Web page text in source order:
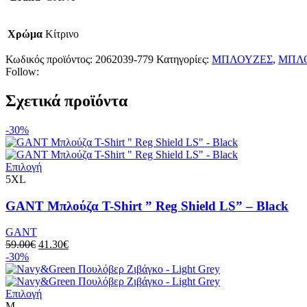
Χρώμα Κίτρινο
Κωδικός προϊόντος: 2062039-779 Κατηγορίες: ΜΠΛΟΥΖΕΣ,
Follow:
Σχετικά προϊόντα
-30%
Επιλογή
5XL
GANT Μπλούζα T-Shirt ” Reg Shield LS” – Black
GANT
59.00€ 41.30€
-30%
Επιλογή